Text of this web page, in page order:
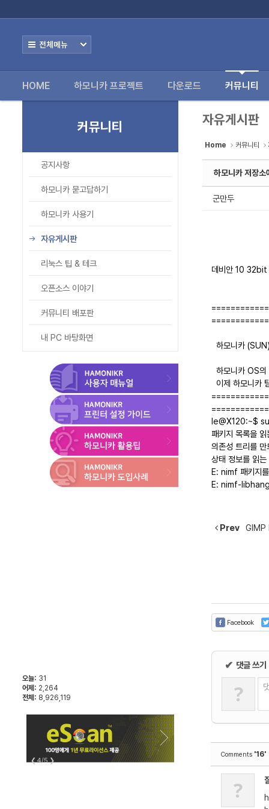
HOME 하모니카 프로젝트 다운로드 커뮤니티
커뮤니티
공지사항
하모니카 묻고답하기
하모니카 사용기
자유게시판
리눅스 팁 & 테크
오픈소스 이야기
커뮤니티 배포판
내 PC 바탕화면
오늘: 31
어제: 2,264
전체: 8,926,119
❮4/5❯
자유게시판
Home 커뮤니티
하모니카 저장
군만두
데비안 10 32bit
하모니카
하모니카 OS의
이제 하모니카
le@X120:~$
패키지 목록을
의존성 트리를
상태 정보를 읽
E: nimf 패키지
E: nimf-
Prev GIMP
Facebook
✔ 댓글 쓰기
?
Comments '16'
?
Home
다운로드
- 하모니카 묻고답하기
- 하모니카 사용기
- 자유게시판
- 리눅스 팁 & 테크
- 오픈소스 이야기
Sketchbook5, 스케치북5
Sketchbook5, 스케치북5
Sketchbook5, 스케치북5
Sketchbook5, 스케치북5